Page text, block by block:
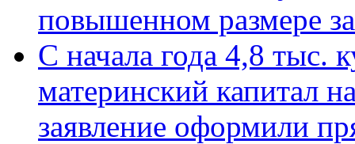
повышенном размере
С начала года 4,8 тыс.
материнский капитал
заявление оформили